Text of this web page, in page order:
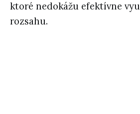
ktoré nedokážu efektívne
rozsahu.